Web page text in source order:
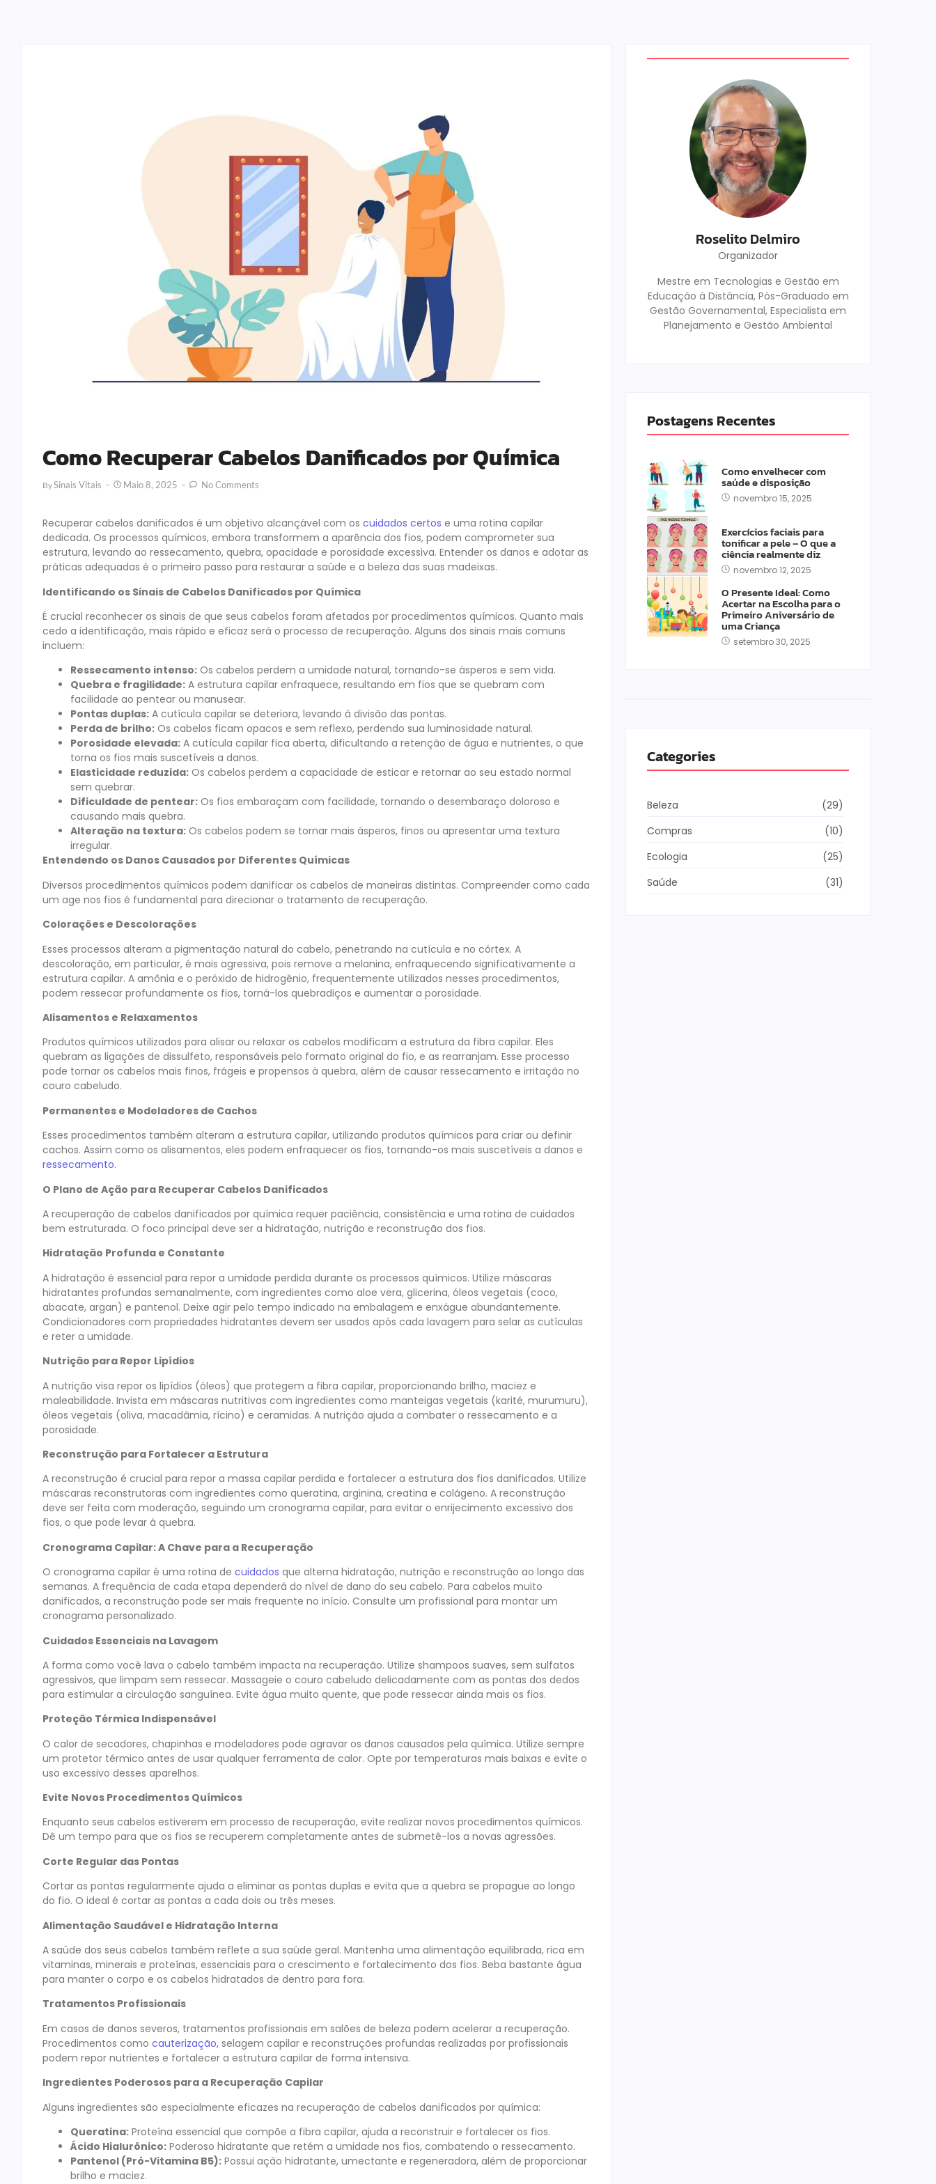
Como Recuperar Cabelos Danificados por Química
BySinais Vitais Maio 8, 2025 No Comments
Recuperar cabelos danificados é um objetivo alcançável com os cuidados certos e uma rotina capilar
dedicada. Os processos químicos, embora transformem a aparência dos fios, podem comprometer sua
estrutura, levando ao ressecamento, quebra, opacidade e porosidade excessiva. Entender os danos e adotar as
práticas adequadas é o primeiro passo para restaurar a saúde e a beleza das suas madeixas.
Identificando os Sinais de Cabelos Danificados por Química
É crucial reconhecer os sinais de que seus cabelos foram afetados por procedimentos químicos. Quanto mais
cedo a identificação, mais rápido e eficaz será o processo de recuperação. Alguns dos sinais mais comuns
incluem:
Ressecamento intenso: Os cabelos perdem a umidade natural, tornando-se ásperos e sem vida.
Quebra e fragilidade: A estrutura capilar enfraquece, resultando em fios que se quebram com
facilidade ao pentear ou manusear.
Pontas duplas: A cutícula capilar se deteriora, levando à divisão das pontas.
Perda de brilho: Os cabelos ficam opacos e sem reflexo, perdendo sua luminosidade natural.
Porosidade elevada: A cutícula capilar fica aberta, dificultando a retenção de água e nutrientes, o que
torna os fios mais suscetíveis a danos.
Elasticidade reduzida: Os cabelos perdem a capacidade de esticar e retornar ao seu estado normal
sem quebrar.
Dificuldade de pentear: Os fios embaraçam com facilidade, tornando o desembaraço doloroso e
causando mais quebra.
Alteração na textura: Os cabelos podem se tornar mais ásperos, finos ou apresentar uma textura
irregular.
Entendendo os Danos Causados por Diferentes Químicas
Diversos procedimentos químicos podem danificar os cabelos de maneiras distintas. Compreender como cada
um age nos fios é fundamental para direcionar o tratamento de recuperação.
Colorações e Descolorações
Esses processos alteram a pigmentação natural do cabelo, penetrando na cutícula e no córtex. A
descoloração, em particular, é mais agressiva, pois remove a melanina, enfraquecendo significativamente a
estrutura capilar. A amônia e o peróxido de hidrogênio, frequentemente utilizados nesses procedimentos,
podem ressecar profundamente os fios, torná-los quebradiços e aumentar a porosidade.
Alisamentos e Relaxamentos
Produtos químicos utilizados para alisar ou relaxar os cabelos modificam a estrutura da fibra capilar. Eles
quebram as ligações de dissulfeto, responsáveis pelo formato original do fio, e as rearranjam. Esse processo
pode tornar os cabelos mais finos, frágeis e propensos à quebra, além de causar ressecamento e irritação no
couro cabeludo.
Permanentes e Modeladores de Cachos
Esses procedimentos também alteram a estrutura capilar, utilizando produtos químicos para criar ou definir
cachos. Assim como os alisamentos, eles podem enfraquecer os fios, tornando-os mais suscetíveis a danos e
ressecamento.
O Plano de Ação para Recuperar Cabelos Danificados
A recuperação de cabelos danificados por química requer paciência, consistência e uma rotina de cuidados
bem estruturada. O foco principal deve ser a hidratação, nutrição e reconstrução dos fios.
Hidratação Profunda e Constante
A hidratação é essencial para repor a umidade perdida durante os processos químicos. Utilize máscaras
hidratantes profundas semanalmente, com ingredientes como aloe vera, glicerina, óleos vegetais (coco,
abacate, argan) e pantenol. Deixe agir pelo tempo indicado na embalagem e enxágue abundantemente.
Condicionadores com propriedades hidratantes devem ser usados após cada lavagem para selar as cutículas
e reter a umidade.
Nutrição para Repor Lipídios
A nutrição visa repor os lipídios (óleos) que protegem a fibra capilar, proporcionando brilho, maciez e
maleabilidade. Invista em máscaras nutritivas com ingredientes como manteigas vegetais (karité, murumuru),
óleos vegetais (oliva, macadâmia, rícino) e ceramidas. A nutrição ajuda a combater o ressecamento e a
porosidade.
Reconstrução para Fortalecer a Estrutura
A reconstrução é crucial para repor a massa capilar perdida e fortalecer a estrutura dos fios danificados. Utilize
máscaras reconstrutoras com ingredientes como queratina, arginina, creatina e colágeno. A reconstrução
deve ser feita com moderação, seguindo um cronograma capilar, para evitar o enrijecimento excessivo dos
fios, o que pode levar à quebra.
Cronograma Capilar: A Chave para a Recuperação
O cronograma capilar é uma rotina de cuidados que alterna hidratação, nutrição e reconstrução ao longo das
semanas. A frequência de cada etapa dependerá do nível de dano do seu cabelo. Para cabelos muito
danificados, a reconstrução pode ser mais frequente no início. Consulte um profissional para montar um
cronograma personalizado.
Cuidados Essenciais na Lavagem
A forma como você lava o cabelo também impacta na recuperação. Utilize shampoos suaves, sem sulfatos
agressivos, que limpam sem ressecar. Massageie o couro cabeludo delicadamente com as pontas dos dedos
para estimular a circulação sanguínea. Evite água muito quente, que pode ressecar ainda mais os fios.
Proteção Térmica Indispensável
O calor de secadores, chapinhas e modeladores pode agravar os danos causados pela química. Utilize sempre
um protetor térmico antes de usar qualquer ferramenta de calor. Opte por temperaturas mais baixas e evite o
uso excessivo desses aparelhos.
Evite Novos Procedimentos Químicos
Enquanto seus cabelos estiverem em processo de recuperação, evite realizar novos procedimentos químicos.
Dê um tempo para que os fios se recuperem completamente antes de submetê-los a novas agressões.
Corte Regular das Pontas
Cortar as pontas regularmente ajuda a eliminar as pontas duplas e evita que a quebra se propague ao longo
do fio. O ideal é cortar as pontas a cada dois ou três meses.
Alimentação Saudável e Hidratação Interna
A saúde dos seus cabelos também reflete a sua saúde geral. Mantenha uma alimentação equilibrada, rica em
vitaminas, minerais e proteínas, essenciais para o crescimento e fortalecimento dos fios. Beba bastante água
para manter o corpo e os cabelos hidratados de dentro para fora.
Tratamentos Profissionais
Em casos de danos severos, tratamentos profissionais em salões de beleza podem acelerar a recuperação.
Procedimentos como cauterização, selagem capilar e reconstruções profundas realizadas por profissionais
podem repor nutrientes e fortalecer a estrutura capilar de forma intensiva.
Ingredientes Poderosos para a Recuperação Capilar
Alguns ingredientes são especialmente eficazes na recuperação de cabelos danificados por química:
Queratina: Proteína essencial que compõe a fibra capilar, ajuda a reconstruir e fortalecer os fios.
Ácido Hialurônico: Poderoso hidratante que retém a umidade nos fios, combatendo o ressecamento.
Pantenol (Pró-Vitamina B5): Possui ação hidratante, umectante e regeneradora, além de proporcionar
brilho e maciez.
Roselito Delmiro
Organizador
Mestre em Tecnologias e Gestão em
Educação à Distância, Pós-Graduado em
Gestão Governamental, Especialista em
Planejamento e Gestão Ambiental
Postagens Recentes
Como envelhecer com
saúde e disposição
novembro 15, 2025
Exercícios faciais para
tonificar a pele – O que a
ciência realmente diz
novembro 12, 2025
O Presente Ideal: Como
Acertar na Escolha para o
Primeiro Aniversário de
uma Criança
setembro 30, 2025
Categories
Beleza
(29)
Compras
(10)
Ecologia
(25)
Saúde
(31)